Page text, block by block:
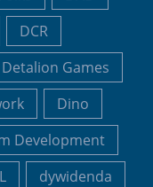
DCR
Detalion Games
Dino
Development
dywidenda